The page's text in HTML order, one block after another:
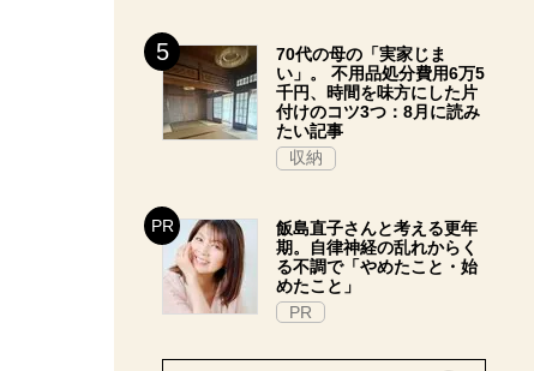
70代の母の「実家じま
い」。 不用品処分費用6万5
千円、時間を味方にした片
付けのコツ3つ：8月に読み
たい記事
収納
飯島直子さんと考える更年
期。自律神経の乱れからく
る不調で「やめたこと・始
めたこと」
PR